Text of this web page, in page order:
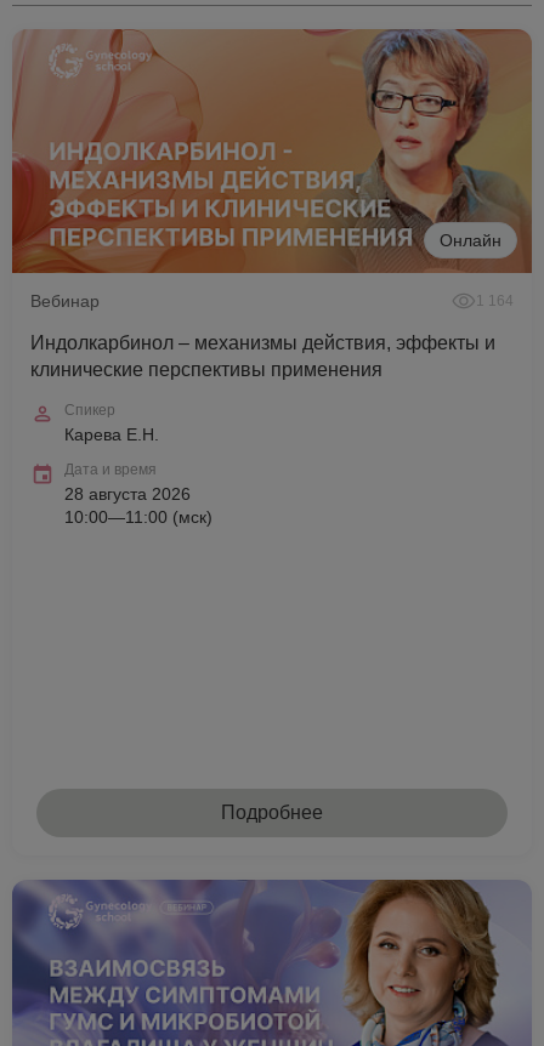
Онлайн
Вебинар 1 164
Индолкарбинол – механизмы действия, эффекты и
клинические перспективы применения
Спикер
Карева Е.Н.
Дата и время
28 августа 2026
10:00—11:00 (мск)
Подробнее